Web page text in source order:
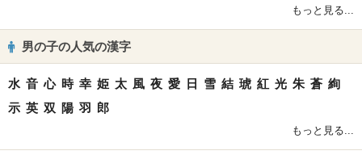
もっと見る...
男の子の人気の漢字
水 音 心 時 幸 姫 太 風 夜 愛 日 雪 結 琥 紅 光 朱 蒼 絢
示 英 双 陽 羽 郎
もっと見る...